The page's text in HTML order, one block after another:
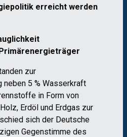
erreicht werden
zur
5 % Wasserkraft
in Form von
Erdöl und Erdgas zur
sich der Deutsche
Gegenstimme des